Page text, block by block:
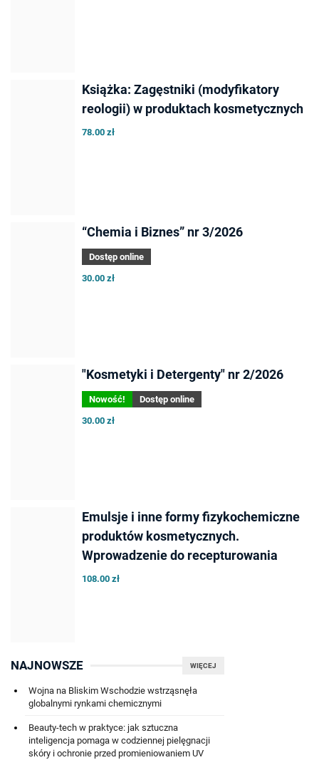
Książka: Zagęstniki (modyfikatory
reologii) w produktach kosmetycznych
78.00 zł
“Chemia i Biznes” nr 3/2026
Dostęp online
30.00 zł
"Kosmetyki i Detergenty" nr 2/2026
Nowość!
Dostęp online
30.00 zł
Emulsje i inne formy fizykochemiczne
produktów kosmetycznych.
Wprowadzenie do recepturowania
108.00 zł
WIĘCEJ
NAJNOWSZE
Wojna na Bliskim Wschodzie wstrząsnęła
globalnymi rynkami chemicznymi
Beauty-tech w praktyce: jak sztuczna
inteligencja pomaga w codziennej pielęgnacji
skóry i ochronie przed promieniowaniem UV